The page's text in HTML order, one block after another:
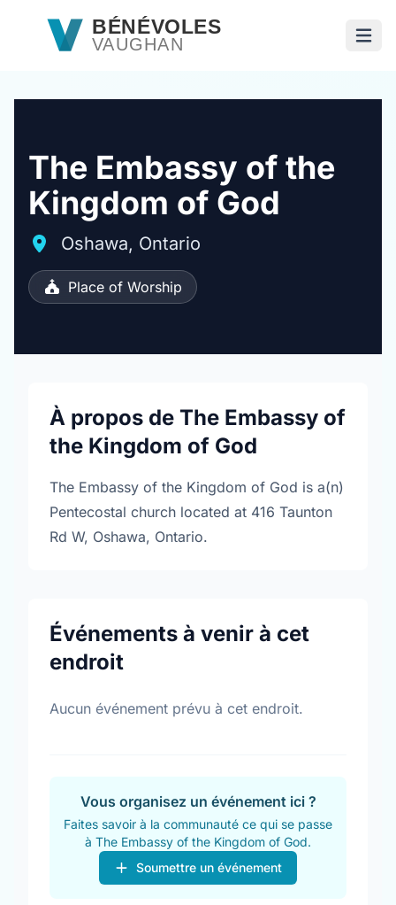
Passer au contenu principal
BÉNÉVOLES
VAUGHAN
The Embassy of the
Kingdom of God
Oshawa, Ontario
Place of Worship
À propos de The Embassy of
the Kingdom of God
The Embassy of the Kingdom of God is a(n)
Pentecostal church located at 416 Taunton
Rd W, Oshawa, Ontario.
Événements à venir à cet
endroit
Aucun événement prévu à cet endroit.
Vous organisez un événement ici ?
Faites savoir à la communauté ce qui se passe
à The Embassy of the Kingdom of God.
Soumettre un événement